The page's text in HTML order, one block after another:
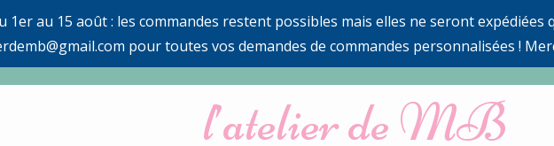
1er au 15 août : les commandes restent possibles mais elles ne seront
pour toutes vos demandes de commandes personnalisées !
l’atelier de MB